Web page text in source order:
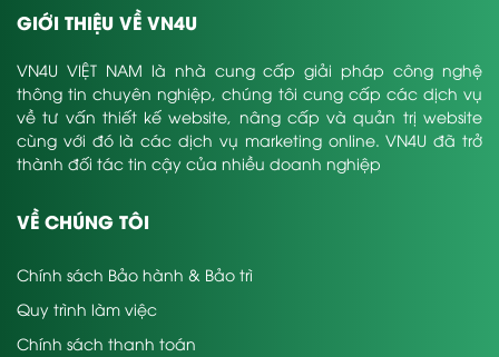
GIỚI THIỆU VỀ VN4U
VN4U VIỆT NAM là nhà cung cấp giải pháp công nghệ
thông tin chuyên nghiệp, chúng tôi cung cấp các dịch vụ
về tư vấn thiết kế website, nâng cấp và quản trị website
cùng với đó là các dịch vụ marketing online. VN4U đã trở
thành đối tác tin cậy của nhiều doanh nghiệp
VỀ CHÚNG TÔI
Chính sách Bảo hành & Bảo trì
Quy trình làm việc
Chính sách thanh toán